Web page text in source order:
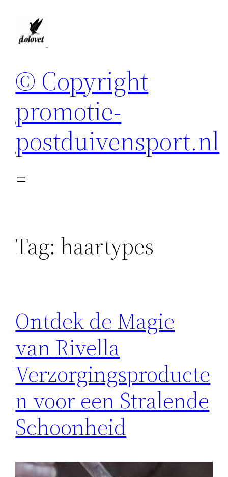
© Copyright
promotie-
postduivensport.nl
Tag: haartypes
Ontdek de Magie
van Rivella
Verzorgingsproducte
n voor een Stralende
Schoonheid